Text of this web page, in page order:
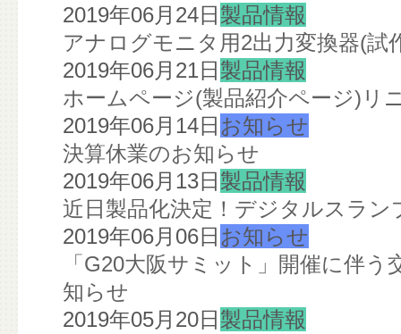
2019年06月24日 製品情報
アナログモニタ用2出力変換器(試
2019年06月21日 製品情報
ホームページ(製品紹介ページ)リ
2019年06月14日 お知らせ
決算休業のお知らせ
2019年06月13日 製品情報
近日製品化決定！デジタルスラン
2019年06月06日 お知らせ
「G20大阪サミット」開催に伴
知らせ
2019年05月20日 製品情報